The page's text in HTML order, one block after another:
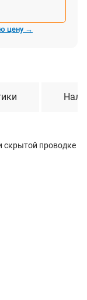
цену →
скрытой проводке